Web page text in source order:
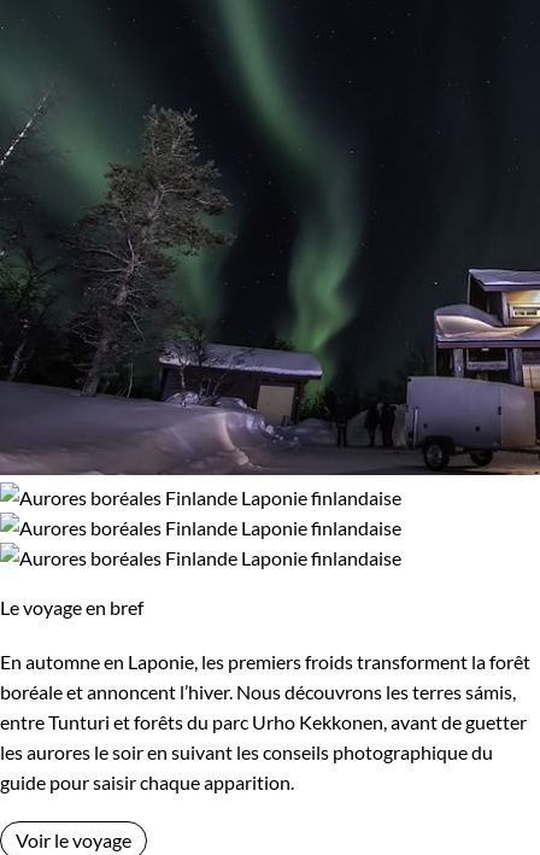
Aurores boréales
Raquette
Laponie finlandaise
Budget
De 2 000 à 3 000 € Plus de 3 000 €
Âge des enfants
Les 6/9 ans Les 14/16 ans
Refuge, gîte, dortoir Standard
Itinérance
Itinérant
Le voyage en bref
En automne en Laponie, les premiers froids transforment la forêt
boréale et annoncent l’hiver. Nous découvrons les terres sámis,
entre Tunturi et forêts du parc Urho Kekkonen, avant de guetter
les aurores le soir en suivant les conseils photographique du
guide pour saisir chaque apparition.
Voir le voyage